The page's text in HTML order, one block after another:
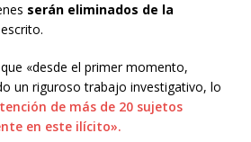
serán eliminados de la
«desde el primer momento,
un riguroso trabajo investigativo, lo
de más de 20 sujetos
en este ilícito».